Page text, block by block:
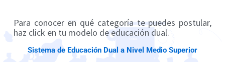
Para conocer en qué categoría te puedes postular,
haz click en tu modelo de educación dual.
Sistema de Educación Dual a Nivel Medio Superior